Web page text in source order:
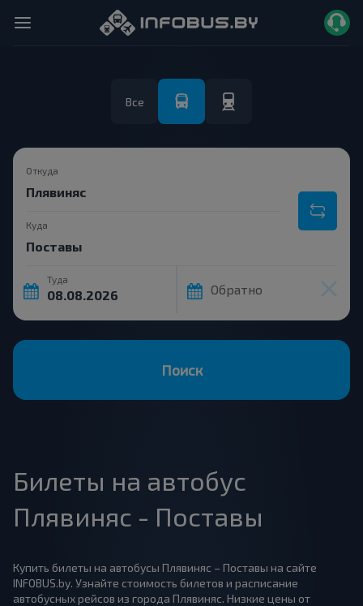
Все
Откуда
Куда
Туда
Обратно
Поиск
Билеты на автобус
Плявиняс - Поставы
Купить билеты на автобусы Плявиняс – Поставы на сайте
INFOBUS.by. Узнайте стоимость билетов и расписание
автобусных рейсов из города Плявиняс. Низкие цены от